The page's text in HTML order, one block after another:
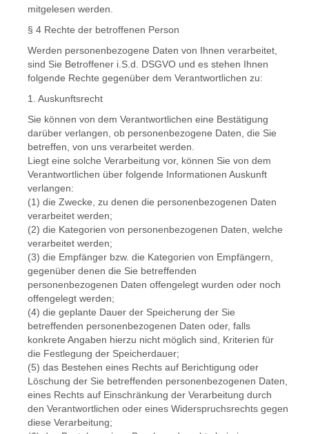
mitgelesen werden.
§ 4 Rechte der betroffenen Person
Werden personenbezogene Daten von Ihnen verarbeitet,
sind Sie Betroffener i.S.d. DSGVO und es stehen Ihnen
folgende Rechte gegenüber dem Verantwortlichen zu:
1. Auskunftsrecht
Sie können von dem Verantwortlichen eine Bestätigung
darüber verlangen, ob personenbezogene Daten, die Sie
betreffen, von uns verarbeitet werden.
Liegt eine solche Verarbeitung vor, können Sie von dem
Verantwortlichen über folgende Informationen Auskunft
verlangen:
(1) die Zwecke, zu denen die personenbezogenen Daten
verarbeitet werden;
(2) die Kategorien von personenbezogenen Daten, welche
verarbeitet werden;
(3) die Empfänger bzw. die Kategorien von Empfängern,
gegenüber denen die Sie betreffenden
personenbezogenen Daten offengelegt wurden oder noch
offengelegt werden;
(4) die geplante Dauer der Speicherung der Sie
betreffenden personenbezogenen Daten oder, falls
konkrete Angaben hierzu nicht möglich sind, Kriterien für
die Festlegung der Speicherdauer;
(5) das Bestehen eines Rechts auf Berichtigung oder
Löschung der Sie betreffenden personenbezogenen Daten,
eines Rechts auf Einschränkung der Verarbeitung durch
den Verantwortlichen oder eines Widerspruchsrechts gegen
diese Verarbeitung;